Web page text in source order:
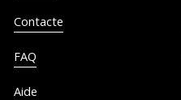
Contacte
FAQ
Aide